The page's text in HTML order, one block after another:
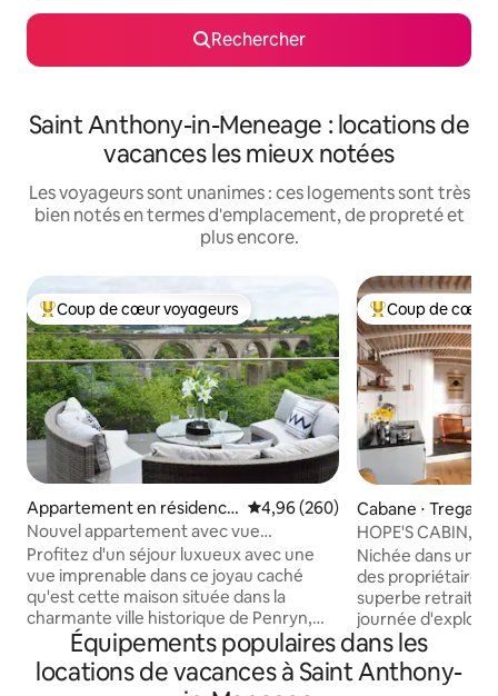
Rechercher
Saint Anthony-in-Meneage : locations de
vacances les mieux notées
Les voyageurs sont unanimes : ces logements sont très
bien notés en termes d'emplacement, de propreté et
plus encore.
Coups de cœur voyageurs les plus appréciés
Coup de cœur voyageurs
Appartement en résidence
⋅ Penryn
Évaluation moyenne sur la
4,96 (260)
Nouvel appartement avec vue
panoramique sur la rivière et chargeur
Tesla
Profitez d'un séjour luxueux avec une
vue imprenable dans ce joyau caché
qu'est cette maison située dans la
charmante ville historique de Penryn,
juste à côté de Falmouth. Profitez d'une
vue panoramique époustouflante dans
le confort de votre lit et détendez-vous
Coups de cœur
Coup de cœur
Cabane ⋅
HOPE'S CABIN,
près de
Nichée dans un
des propriétaires,
superbe retraite
journée
Lizard en
douleurs dans la
en cuivre ou
Équipements populaires dans les
locations de vacances à Saint Anthony-